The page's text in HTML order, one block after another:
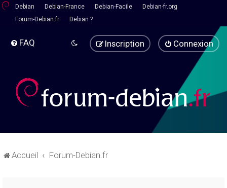
Debian Debian-France Debian-Facile
Debian-fr.org
Forum-Debian.fr
Debian ?
FAQ Connexion
Inscription
Accueil Forum-Debian.fr